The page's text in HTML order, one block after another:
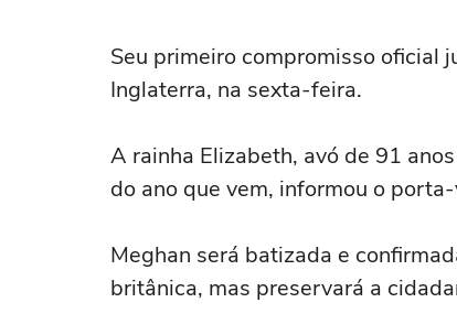
Seu primeiro compromisso oficial
Inglaterra, na sexta-feira.
A rainha Elizabeth, avó de 91
do ano que vem, informou o
Meghan será batizada e
britânica, mas preservará a